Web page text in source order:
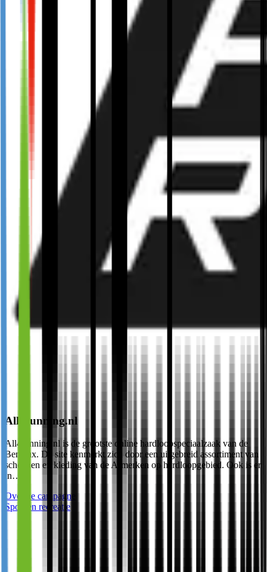
All4running.nl
All4running.nl is de grootste online hardloopspeciaalzaak van de
Benelux. De site kenmerkt zich door een uitgebreid assortiment van
schoenen en kleding van de A-merken op hardloopgebied. Ook is er
in…
Over de campagne
Sport en recreatie